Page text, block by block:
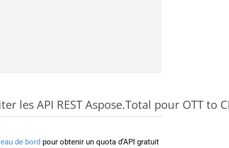
les API REST Aspose.Total pour OTT to
de bord pour obtenir un quota d’API gratuit